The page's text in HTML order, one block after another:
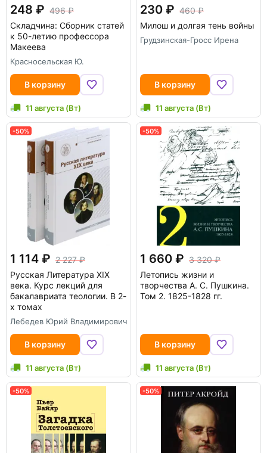
248
496
Складчина: Сборник статей
к 50-летию профессора
Макеева
Красносельская Ю.
В корзину
11 августа (Вт)
230
460
Милош и долгая тень войны
Грудзинская-Гросс Ирена
В корзину
11 августа (Вт)
-50%
1 114
2 227
Русская Литература XIX
века. Курс лекций для
бакалавриата теологии. В 2-
х томах
Лебедев Юрий Владимирович
В корзину
11 августа (Вт)
-50%
1 660
3 320
Летопись жизни и
творчества А. С. Пушкина.
Том 2. 1825-1828 гг.
В корзину
11 августа (Вт)
-50% -50%